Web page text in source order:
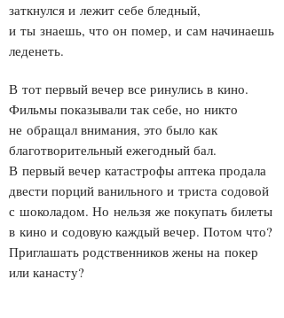
заткнулся и лежит себе бледный,
и ты знаешь, что он помер, и сам начинаешь
леденеть.
В тот первый вечер все ринулись в кино.
Фильмы показывали так себе, но никто
не обращал внимания, это было как
благотворительный ежегодный бал.
В первый вечер катастрофы аптека продала
двести порций ванильного и триста содовой
с шоколадом. Но нельзя же покупать билеты
в кино и содовую каждый вечер. Потом что?
Приглашать родственников жены на покер
или канасту?